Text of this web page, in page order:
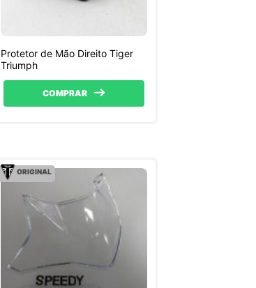
Protetor de Mão Direito Tiger
Triumph
COMPRAR
ORIGINAL